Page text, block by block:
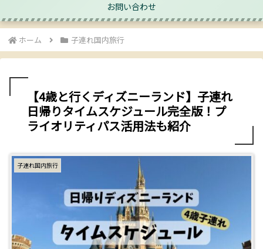
お問い合わせ
ホーム 子連れ国内旅行
【4歳と行くディズニーランド】子連れ
日帰りタイムスケジュール完全版！プ
ライオリティパス活用法も紹介
子連れ国内旅行